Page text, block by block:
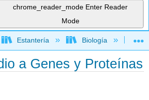
chrome_reader_mode Enter Reader
Mode
jerarquía global
Estantería Biología
a Genes y Proteínas